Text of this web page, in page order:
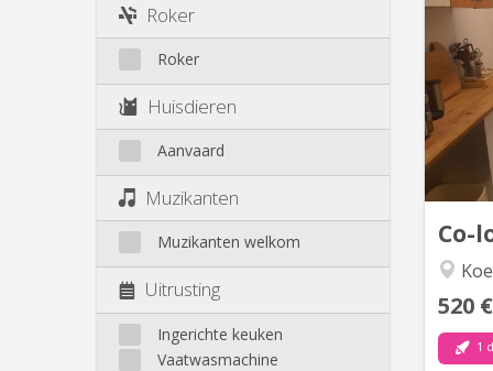
Roker
Roker
Huisdieren
Aanvaard
Muzikanten
Muzikanten welkom
Uitrusting
Ingerichte keuken
Vaatwasmachine
Co-
520 €
1
-
du